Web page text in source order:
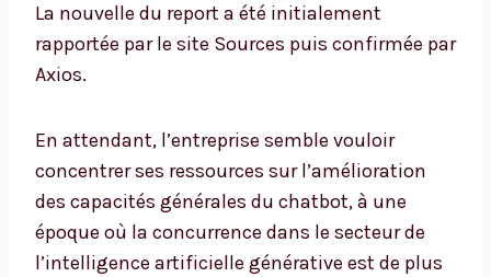
La nouvelle du report a été initialement
rapportée par le site Sources puis confirmée par
Axios.
En attendant, l’entreprise semble vouloir
concentrer ses ressources sur l’amélioration
des capacités générales du chatbot, à une
époque où la concurrence dans le secteur de
l’intelligence artificielle générative est de plus